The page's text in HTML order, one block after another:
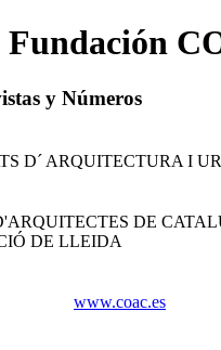
Fundación
y Números
D´ ARQUITECTURA I
DE
DE LLEIDA
www.coac.es